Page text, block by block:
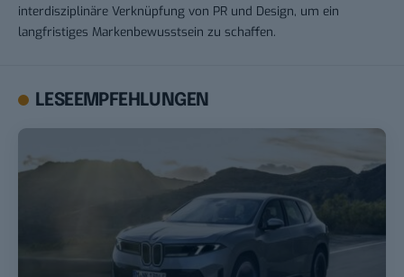
interdisziplinäre Verknüpfung von PR und Design, um ein
langfristiges Markenbewusstsein zu schaffen.
LESEEMPFEHLUNGEN